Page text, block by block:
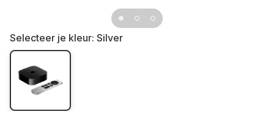
Selecteer je kleur: Silver